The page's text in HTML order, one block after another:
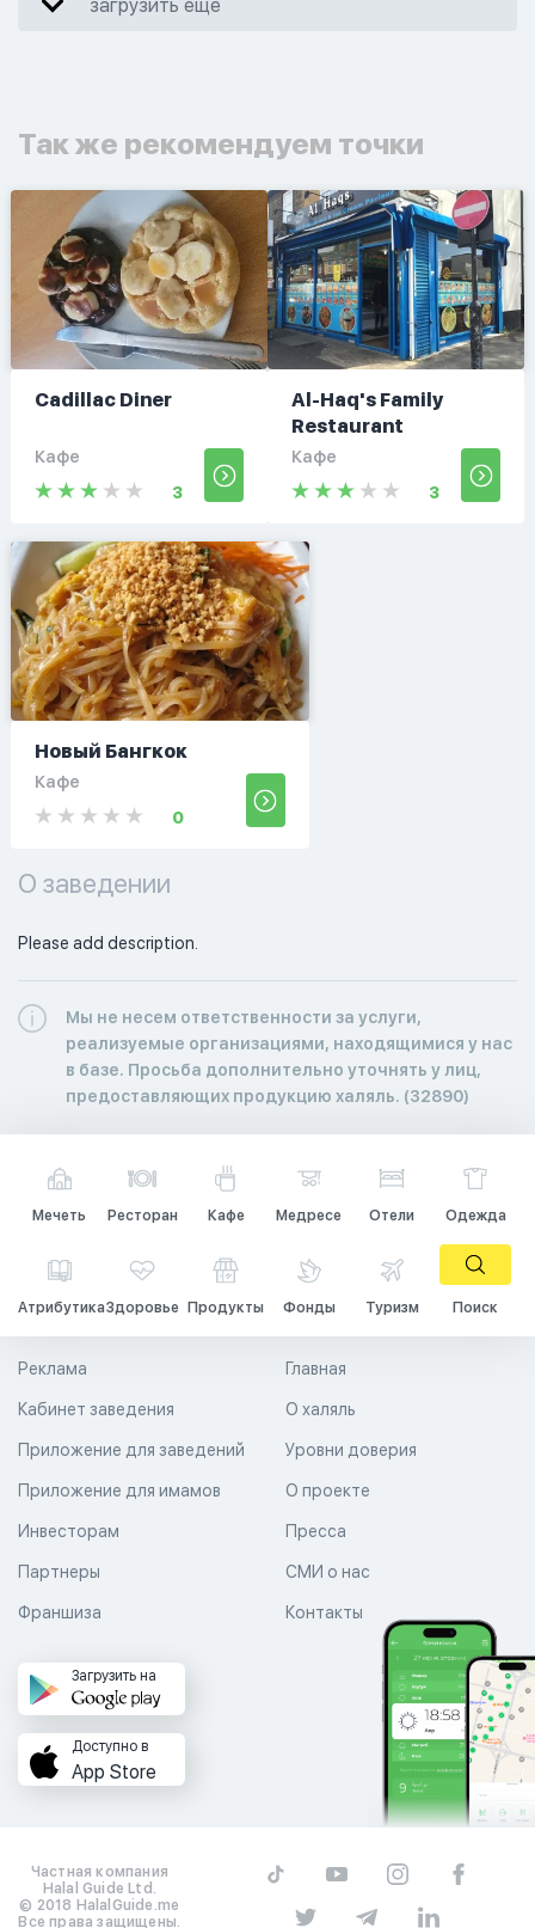
загрузить еще
Так же рекомендуем точки
Cadillac Diner
Кафе
3
Al-Haq's Family
Restaurant
Кафе
3
Новый Бангкок
Кафе
0
О заведении
Please add description.
Мы не несем ответственности за услуги,
реализуемые организациями, находящимися у нас
в базе. Просьба дополнительно уточнять у лиц,
предоставляющих продукцию халяль. (32890)
Мечеть Ресторан Кафе Медресе Отели Одежда
АтрибутикаЗдоровье Продукты Фонды Туризм Поиск
Главная
О халяль
Уровни доверия
Реклама
Кабинет заведения
Приложение для заведений
Приложение для имамов О проекте
Пресса
СМИ о нас
Контакты
Инвесторам
Партнеры
Франшиза
Загрузить на
Доступно в
App Store
Частная компания
Halal Guide Ltd.
© 2018 HalalGuide.me
Все права защищены.